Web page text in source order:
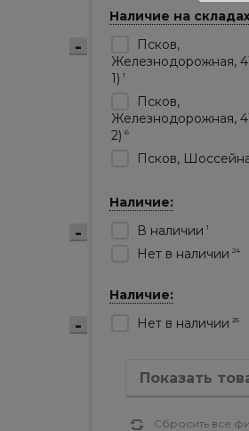
Наличие на
Псков,
Железнодорожная,
1) 1
Псков,
Железнодорожная,
2) 6
Псков,
Наличие:
В наличии 1
Нет в наличии 24
Наличие:
Нет в наличии 25
Показать
Сбросить все